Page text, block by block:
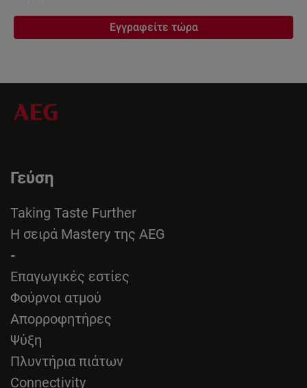
Εγγραφείτε τώρα
Γεύση
Taking Taste Further
Η σειρά Mastery της AEG
-
Επαγωγικές εστίες
Φούρνοι ατμού
Απορροφητήρες
Ψύξη
Πλυντήρια πιάτων
Connectivity